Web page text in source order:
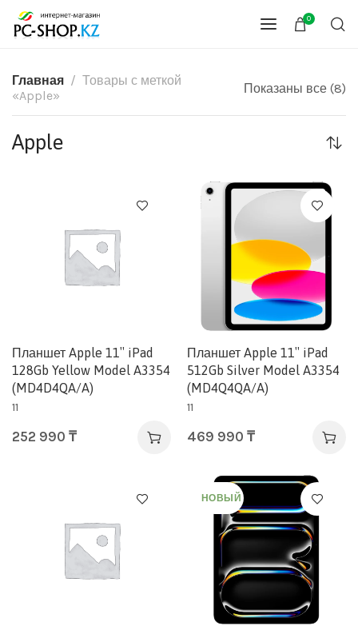
0
Главная
Товары с меткой
«Apple»
Показаны все (8)
Apple
Планшет Apple 11″ iPad
128Gb Yellow Model A3354
(MD4D4QA/A)
11
252 990 ₸
Планшет Apple 11″ iPad
512Gb Silver Model A3354
(MD4Q4QA/A)
11
469 990 ₸
НОВЫЙ